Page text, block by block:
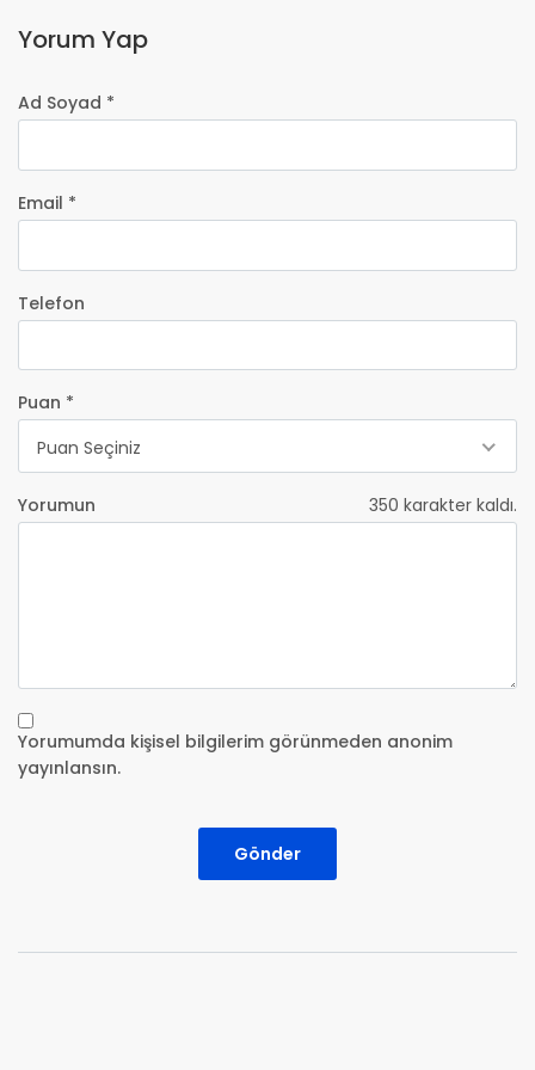
Yorum Yap
Ad Soyad *
Email *
Telefon
Puan *
Puan Seçiniz
Yorumun 350 karakter kaldı.
Yorumumda kişisel bilgilerim görünmeden anonim
yayınlansın.
Gönder